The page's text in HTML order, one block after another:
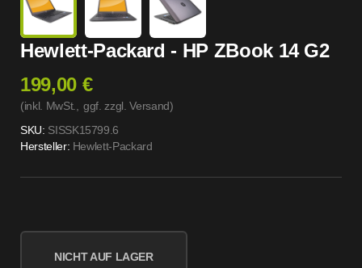
Hewlett-Packard - HP ZBook 14 G2
199,00 €
(inkl. MwSt., ggf. zzgl. Versand)
SKU: SISSK15799.6
Hersteller: Hewlett-Packard
NICHT AUF LAGER